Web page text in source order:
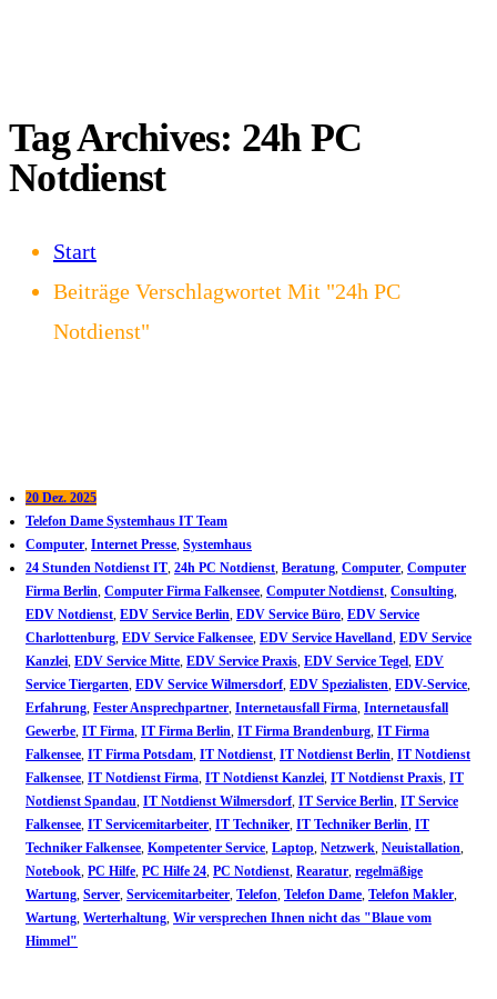
Tag Archives: 24h PC
Notdienst
Start
Beiträge Verschlagwortet Mit "24h PC
Notdienst"
20 Dez. 2025
Telefon Dame Systemhaus IT Team
Computer Internet Presse Systemhaus
24 Stunden Notdienst IT 24h PC Notdienst Beratung Computer Computer
Firma Berlin Computer Firma Falkensee Computer Notdienst Consulting
EDV Notdienst EDV Service Berlin EDV Service Büro EDV Service
Charlottenburg EDV Service Falkensee EDV Service Havelland EDV Service
Kanzlei EDV Service Mitte EDV Service Praxis EDV Service Tegel EDV
Service Tiergarten EDV Service Wilmersdorf, EDV Spezialisten EDV-Service
Erfahrung Fester Ansprechpartner Internetausfall Firma Internetausfall
Gewerbe IT Firma IT Firma Berlin IT Firma Brandenburg IT Firma
Falkensee IT Firma Potsdam IT Notdienst IT Notdienst Berlin IT Notdienst
Falkensee IT Notdienst Firma IT Notdienst Kanzlei IT Notdienst Praxis IT
Notdienst Spandau IT Notdienst Wilmersdorf, IT Service Berlin IT Service
Falkensee IT Servicemitarbeiter IT Techniker IT Techniker Berlin IT
Techniker Falkensee Kompetenter Service Laptop Netzwerk Neuistallation
Notebook PC Hilfe PC Hilfe 24 PC Notdienst Rearatur regelmäßige
Wartung Server Servicemitarbeiter Telefon Telefon Dame Telefon Makler
Wartung Werterhaltung Wir versprechen Ihnen nicht das "Blaue vom
Himmel"